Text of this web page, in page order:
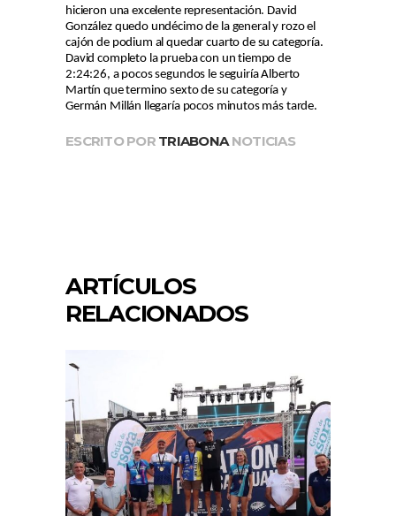
hicieron una excelente representación. David
González quedo undécimo de la general y rozo el
cajón de podium al quedar cuarto de su categoría.
David completo la prueba con un tiempo de
2:24:26, a pocos segundos le seguiría Alberto
Martín que termino sexto de su categoría y
Germán Millán llegaría pocos minutos más tarde.
ESCRITO POR TRIABONA NOTICIAS
ARTÍCULOS
RELACIONADOS